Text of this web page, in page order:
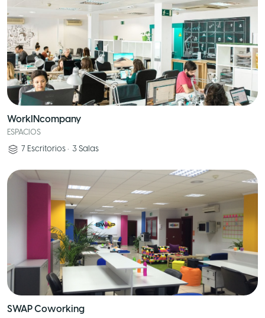
WorkINcompany
ESPACIOS
7 Escritorios • 3 Salas
SWAP Coworking